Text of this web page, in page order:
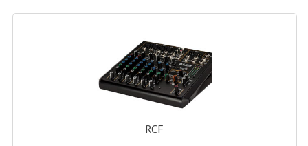
RCF